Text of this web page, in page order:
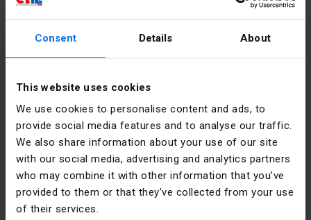
Consent Details About
This website uses cookies
We use cookies to personalise content and ads, to
provide social media features and to analyse our traffic.
We also share information about your use of our site
with our social media, advertising and analytics partners
who may combine it with other information that you’ve
provided to them or that they’ve collected from your use
of their services.
Кількість
1
струм [A]
Номінальний
переріз
[мм2]
4
Ширина
Інформація про виробника
Виробник SIMET S.A.
Адреса
58-506
Góra al.
Jana Pawła